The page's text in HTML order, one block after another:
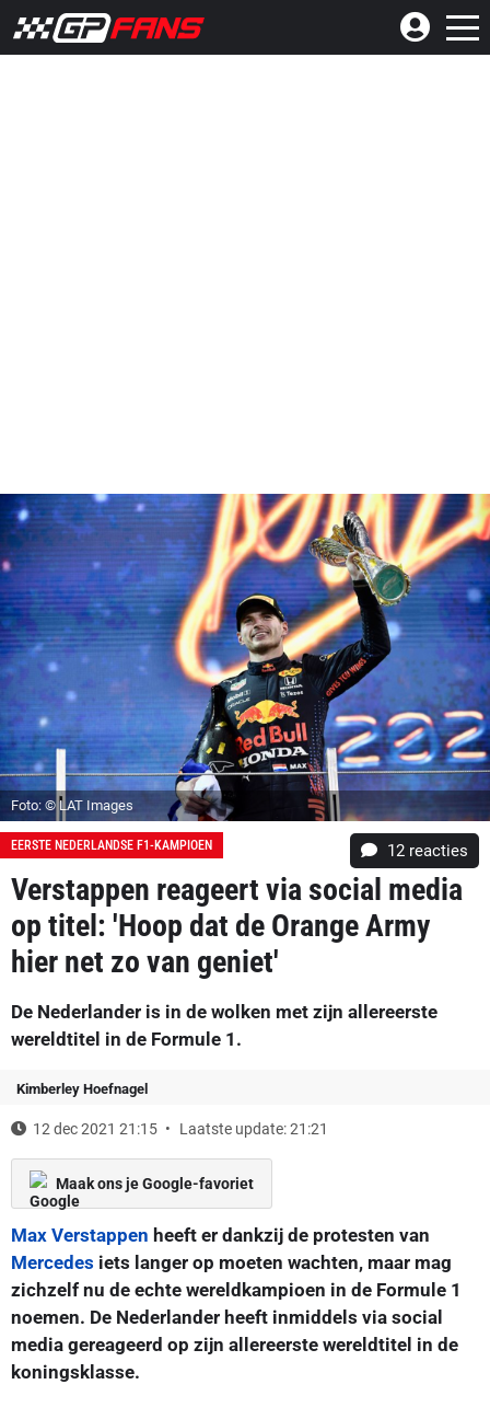
Foto: © LAT Images
EERSTE NEDERLANDSE F1-KAMPIOEN 12 reacties
Verstappen reageert via social media
op titel: 'Hoop dat de Orange Army
hier net zo van geniet'
De Nederlander is in de wolken met zijn allereerste
wereldtitel in de Formule 1.
Kimberley Hoefnagel
12 dec 2021 21:15 Laatste update: 21:21
Maak ons je Google-favoriet
Max Verstappen heeft er dankzij de protesten van
Mercedes iets langer op moeten wachten, maar mag
zichzelf nu de echte wereldkampioen in de Formule 1
noemen. De Nederlander heeft inmiddels via social
media gereageerd op zijn allereerste wereldtitel in de
koningsklasse.